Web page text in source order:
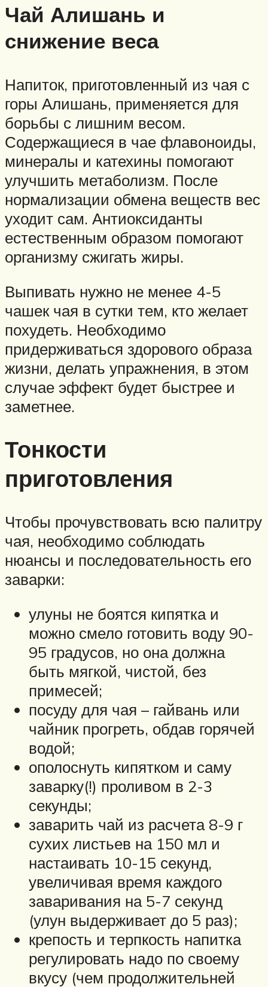
Чай Алишань и
снижение веса
Напиток, приготовленный из чая с
горы Алишань, применяется для
борьбы с лишним весом.
Содержащиеся в чае флавоноиды,
минералы и катехины помогают
улучшить метаболизм. После
нормализации обмена веществ вес
уходит сам. Антиоксиданты
естественным образом помогают
организму сжигать жиры.
Выпивать нужно не менее 4-5
чашек чая в сутки тем, кто желает
похудеть. Необходимо
придерживаться здорового образа
жизни, делать упражнения, в этом
случае эффект будет быстрее и
заметнее.
Тонкости
приготовления
Чтобы прочувствовать всю палитру
чая, необходимо соблюдать
нюансы и последовательность его
заварки:
улуны не боятся кипятка и
можно смело готовить воду 90-
95 градусов, но она должна
быть мягкой, чистой, без
примесей;
посуду для чая – гайвань или
чайник прогреть, обдав горячей
водой;
ополоснуть кипятком и саму
заварку(!) проливом в 2-3
секунды;
заварить чай из расчета 8-9 г
сухих листьев на 150 мл и
настаивать 10-15 секунд,
увеличивая время каждого
заваривания на 5-7 секунд
(улун выдерживает до 5 раз);
крепость и терпкость напитка
регулировать надо по своему
вкусу (чем продолжительней